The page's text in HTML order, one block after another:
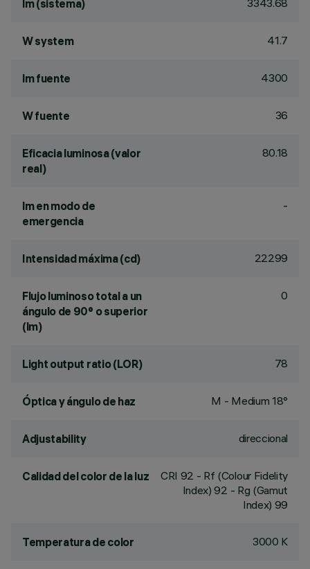
lm (sistema) 3343.68
W system 41.7
lm fuente 4300
W fuente 36
Eficacia luminosa (valor
real)
80.18
lm en modo de
emergencia
-
Intensidad máxima (cd) 22299
Flujo luminoso total a un
ángulo de 90° o superior
(lm)
0
Light output ratio (LOR) 78
Óptica y ángulo de haz M - Medium 18°
Adjustability direccional
Calidad del color de la luz CRI 92 - Rf (Colour Fidelity
Index) 92 - Rg (Gamut
Index) 99
Temperatura de color 3000 K